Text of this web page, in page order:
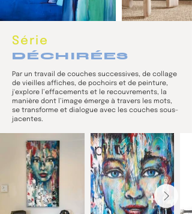
Série
DÉCHIRÉES
Par un travail de couches successives, de collage
de vieilles affiches, de pochoirs et de peinture,
j'explore l’effacements et le recouvrements, la
manière dont l’image émerge à travers les mots,
se transforme et dialogue avec les couches sous-
jacentes.